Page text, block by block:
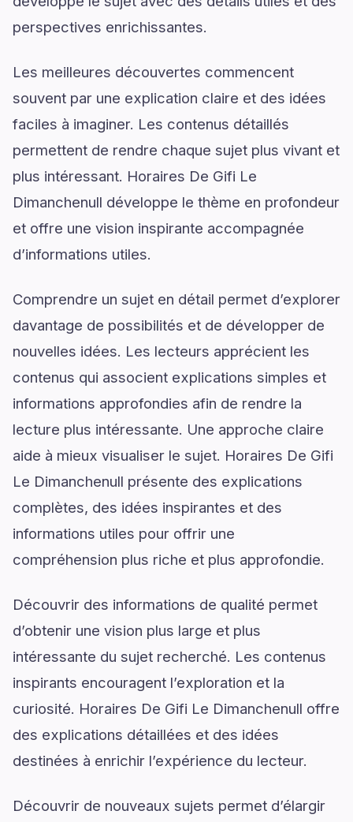
perspectives enrichissantes.
Les meilleures découvertes commencent
souvent par une explication claire et des idées
faciles à imaginer. Les contenus détaillés
permettent de rendre chaque sujet plus vivant et
plus intéressant. Horaires De Gifi Le
Dimanchenull développe le thème en profondeur
et offre une vision inspirante accompagnée
d’informations utiles.
Comprendre un sujet en détail permet d’explorer
davantage de possibilités et de développer de
nouvelles idées. Les lecteurs apprécient les
contenus qui associent explications simples et
informations approfondies afin de rendre la
lecture plus intéressante. Une approche claire
aide à mieux visualiser le sujet. Horaires De Gifi
Le Dimanchenull présente des explications
complètes, des idées inspirantes et des
informations utiles pour offrir une
compréhension plus riche et plus approfondie.
Découvrir des informations de qualité permet
d’obtenir une vision plus large et plus
intéressante du sujet recherché. Les contenus
inspirants encouragent l’exploration et la
curiosité. Horaires De Gifi Le Dimanchenull offre
des explications détaillées et des idées
destinées à enrichir l’expérience du lecteur.
Découvrir de nouveaux sujets permet d’élargir